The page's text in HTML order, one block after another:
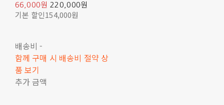
66,000원 220,000원
기본 할인154,000원
배송비 -
함께 구매 시 배송비 절약 상
품 보기
추가 금액